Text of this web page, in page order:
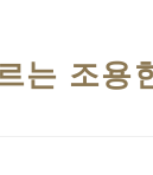
는 조용